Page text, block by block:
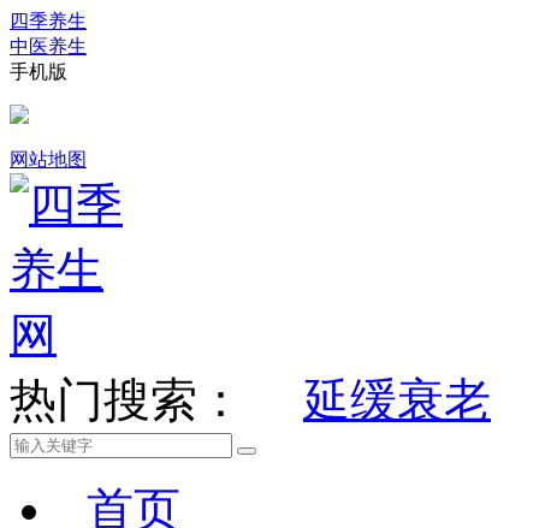
四季养生
中医养生
手机版
网站地图
热门搜索： 延缓衰老
首页